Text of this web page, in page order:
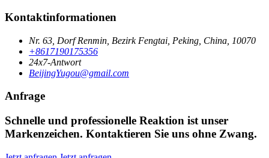
Kontaktinformationen
Nr. 63, Dorf Renmin, Bezirk Fengtai, Peking, China, 10070
+8617190175356
24x7-Antwort
BeijingYugou@gmail.com
Anfrage
Schnelle und professionelle Reaktion ist unser
Markenzeichen. Kontaktieren Sie uns ohne Zwang.